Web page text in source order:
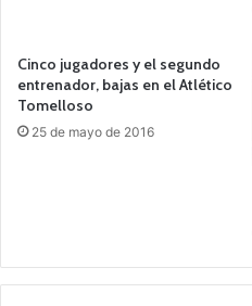
Cinco jugadores y el segundo
entrenador, bajas en el Atlético
Tomelloso
25 de mayo de 2016